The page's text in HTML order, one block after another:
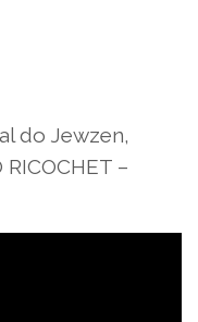
do Jewzen,
RICOCHET –